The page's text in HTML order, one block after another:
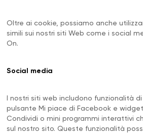
Oltre ai cookie, possiamo anche
simili sui nostri siti Web come i social
On.
Social media
I nostri siti web includono funzionalità
pulsante Mi piace di Facebook e
Condividi o mini programmi interattivi
sul nostro sito. Queste funzionalità